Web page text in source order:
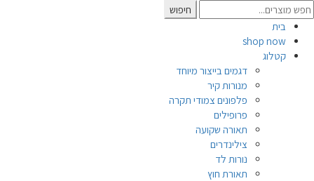
Search
for:
חיפוש
בית
shop now
קטלוג
דגמים בייצור מיוחד
מנורות קיר
פלפונים צמודי תקרה
פרופילים
תאורה שקועה
צילינדרים
נורות לד
תאורת חוץ